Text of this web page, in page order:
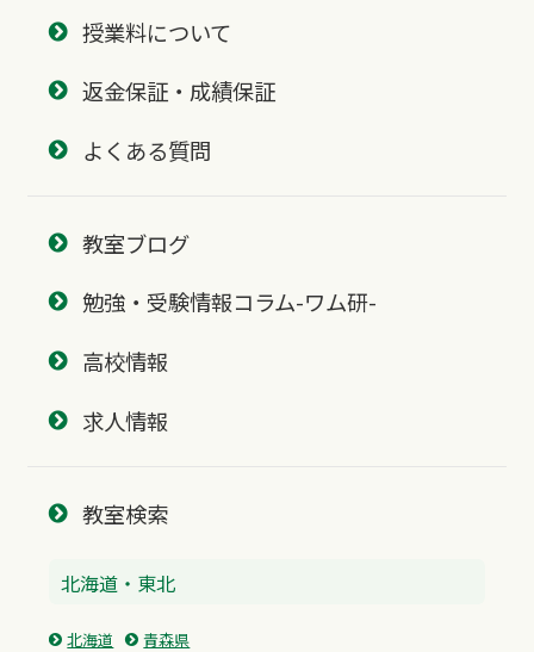
授業料について
返金保証・成績保証
よくある質問
教室ブログ
勉強・受験情報コラム-ワム研-
高校情報
求人情報
教室検索
北海道・東北
北海道 青森県